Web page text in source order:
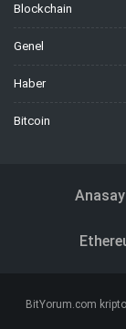
Blockchain
Genel
Haber
Bitcoin
BitYorum.com